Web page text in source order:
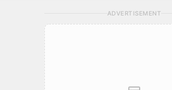
ADVERTISEMENT